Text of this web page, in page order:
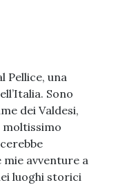
Pellice, una
Sono
dei Valdesi,
moltissimo
mie avventure a
luoghi storici